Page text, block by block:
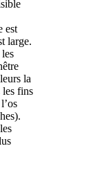
est
large.
la
les fins